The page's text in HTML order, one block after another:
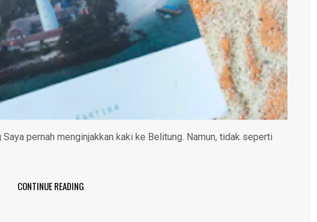
pernah menginjakkan kaki ke Belitung. Namun, tidak seperti
CONTINUE READING